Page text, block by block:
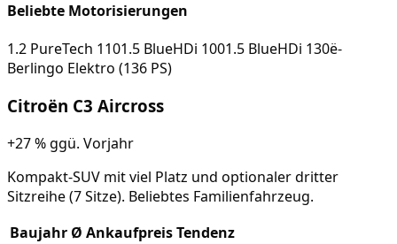
Beliebte Motorisierungen
1.2 PureTech 1101.5 BlueHDi 1001.5 BlueHDi 130ë-
Berlingo Elektro (136 PS)
Citroën C3 Aircross
+27 %ggü. Vorjahr
Kompakt-SUV mit viel Platz und optionaler dritter
Sitzreihe (7 Sitze). Beliebtes Familienfahrzeug.
Baujahr Ø AnkaufpreisTendenz